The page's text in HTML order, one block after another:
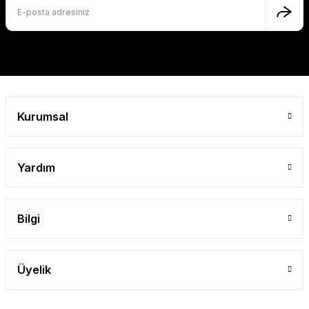
Bu ürüne benzer farklı alternatifler olmalı.
Kurumsal
Yardım
Bilgi
Üyelik